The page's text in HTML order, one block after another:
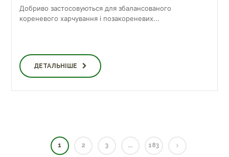
Добриво застосовуються для збалансованого
кореневого харчування і позакореневих...
ДЕТАЛЬНІШЕ
1 2 3 ... 183